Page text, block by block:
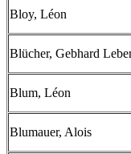
Bloy, Léon
Blücher, Gebhard
Blum, Léon
Blumauer, Alois